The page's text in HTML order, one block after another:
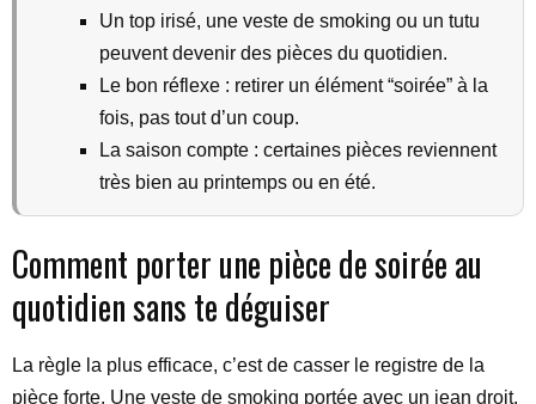
Un top irisé, une veste de smoking ou un tutu
peuvent devenir des pièces du quotidien.
Le bon réflexe : retirer un élément “soirée” à la
fois, pas tout d’un coup.
La saison compte : certaines pièces reviennent
très bien au printemps ou en été.
Comment porter une pièce de soirée au
quotidien sans te déguiser
La règle la plus efficace, c’est de casser le registre de la
pièce forte. Une veste de smoking portée avec un jean droit,